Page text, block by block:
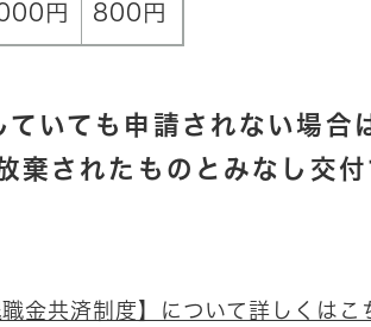
円 800円
いても申請されない場合
されたものとみなし交付
職金共済制度】について詳しくはこ